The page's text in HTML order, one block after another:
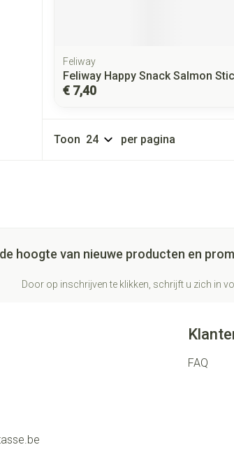
Feliway
Feliway Happy Snack Salmon
€ 7,40
Toon per pagina
hoogte van nieuwe producten en
Door op inschrijven te klikken, schrijft u zich in
FAQ